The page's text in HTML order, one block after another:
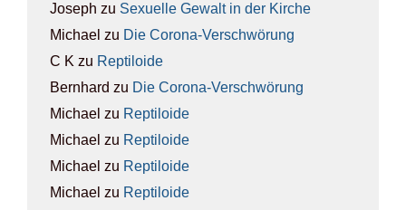
Joseph zu Sexu­el­le Gewalt in der Kir­che
Michael zu Die Coro­na-Ver­schwö­rung
C K zu Rep­ti­lo­ide
Bernhard zu Die Coro­na-Ver­schwö­rung
Michael zu Rep­ti­lo­ide
Michael zu Rep­ti­lo­ide
Michael zu Rep­ti­lo­ide
Michael zu Rep­ti­lo­ide